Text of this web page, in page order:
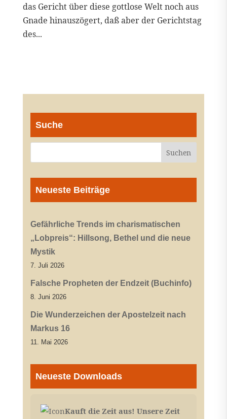
das Gericht über diese gottlose Welt noch aus
Gnade hinauszögert, daß aber der Gerichtstag
des...
Suche
Neueste Beiträge
Gefährliche Trends im charismatischen
„Lobpreis“: Hillsong, Bethel und die neue
Mystik
7. Juli 2026
Falsche Propheten der Endzeit (Buchinfo)
8. Juni 2026
Die Wunderzeichen der Apostelzeit nach
Markus 16
11. Mai 2026
Neueste Downloads
Kauft die Zeit aus! Unsere Zeit